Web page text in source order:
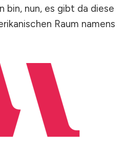
bin, nun, es gibt da diese
Raum namens